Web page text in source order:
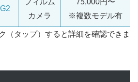
G2
フィルム
カメラ
75,000円〜
※複数モデル有
（タップ）すると詳細を確認できま